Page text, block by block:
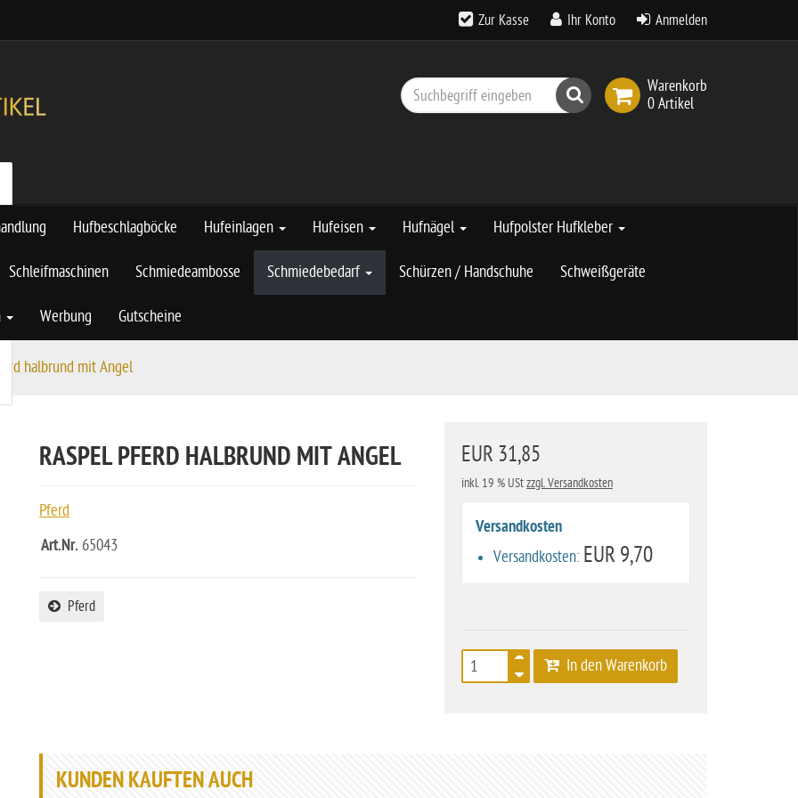
Zur Kasse Ihr Konto Anmelden
Warenkorb
0 Artikel
Suchen
Hufbeschlagböcke Hufeinlagen Hufeisen Hufnägel Hufpolster Hufkleber
Schleifmaschinen Schmiedeambosse Schmiedebedarf Schürzen / Handschuhe Schweißgeräte
Werbung Gutscheine
halbrund mit Angel
EUR 31,85
inkl. 19 % UStzzgl. Versandkosten
Versandkosten
Versandkosten: EUR 9,70
In den Warenkorb
RASPEL PFERD HALBRUND MIT ANGEL
Pferd
Art.Nr. 65043
Pferd
KUNDEN KAUFTEN AUCH